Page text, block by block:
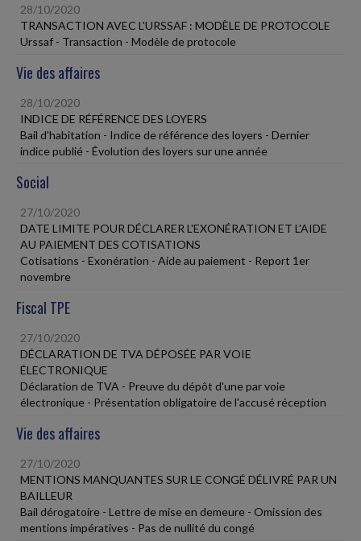
28/10/2020
TRANSACTION AVEC L'URSSAF : MODÈLE DE PROTOCOLE
Urssaf - Transaction - Modèle de protocole
Vie des affaires
28/10/2020
INDICE DE RÉFÉRENCE DES LOYERS
Bail d'habitation - Indice de référence des loyers - Dernier
indice publié - Évolution des loyers sur une année
Social
27/10/2020
DATE LIMITE POUR DÉCLARER L'EXONÉRATION ET L'AIDE
AU PAIEMENT DES COTISATIONS
Cotisations - Exonération - Aide au paiement - Report 1er
novembre
Fiscal TPE
27/10/2020
DÉCLARATION DE TVA DÉPOSÉE PAR VOIE
ÉLECTRONIQUE
Déclaration de TVA - Preuve du dépôt d'une par voie
électronique - Présentation obligatoire de l'accusé réception
Vie des affaires
27/10/2020
MENTIONS MANQUANTES SUR LE CONGÉ DÉLIVRÉ PAR UN
BAILLEUR
Bail dérogatoire - Lettre de mise en demeure - Omission des
mentions impératives - Pas de nullité du congé